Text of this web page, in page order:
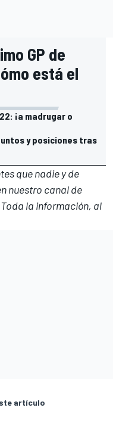
GP de
está el
¡a madrugar o
y posiciones tras
que nadie y de
nuestro canal de
la información, al
artículo